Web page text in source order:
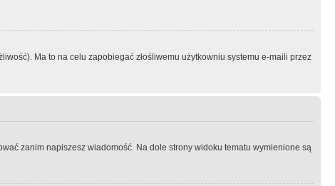
Ma to na celu zapobiegać złośliwemu użytkowniu systemu e-maili przez
zanim napiszesz wiadomość. Na dole strony widoku tematu wymienione są